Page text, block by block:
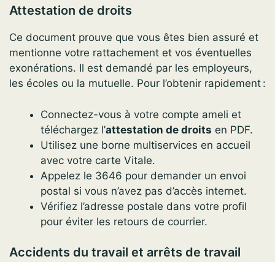
Attestation de droits
Ce document prouve que vous êtes bien assuré et
mentionne votre rattachement et vos éventuelles
exonérations. Il est demandé par les employeurs,
les écoles ou la mutuelle. Pour l’obtenir rapidement :
Connectez-vous à votre compte ameli et
téléchargez l’attestation de droits en PDF.
Utilisez une borne multiservices en accueil
avec votre carte Vitale.
Appelez le 3646 pour demander un envoi
postal si vous n’avez pas d’accès internet.
Vérifiez l’adresse postale dans votre profil
pour éviter les retours de courrier.
Accidents du travail et arrêts de travail